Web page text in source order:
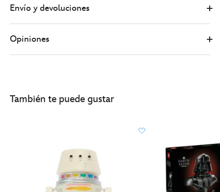
star-
mandalorian-
and-
417130890911.html
Envío y devoluciones
Opiniones
También te puede gustar